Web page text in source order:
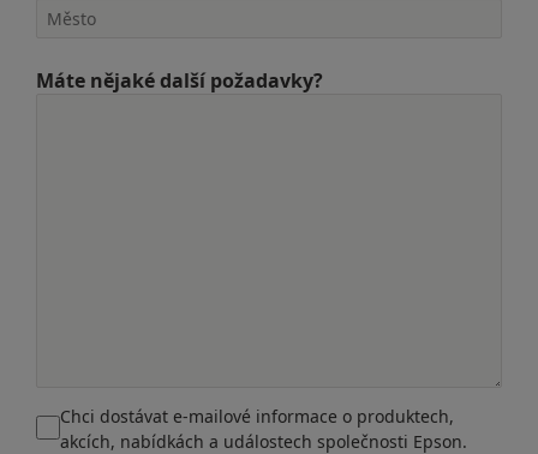
Máte nějaké další požadavky?
Chci dostávat e-mailové informace o produktech,
akcích, nabídkách a událostech společnosti Epson.